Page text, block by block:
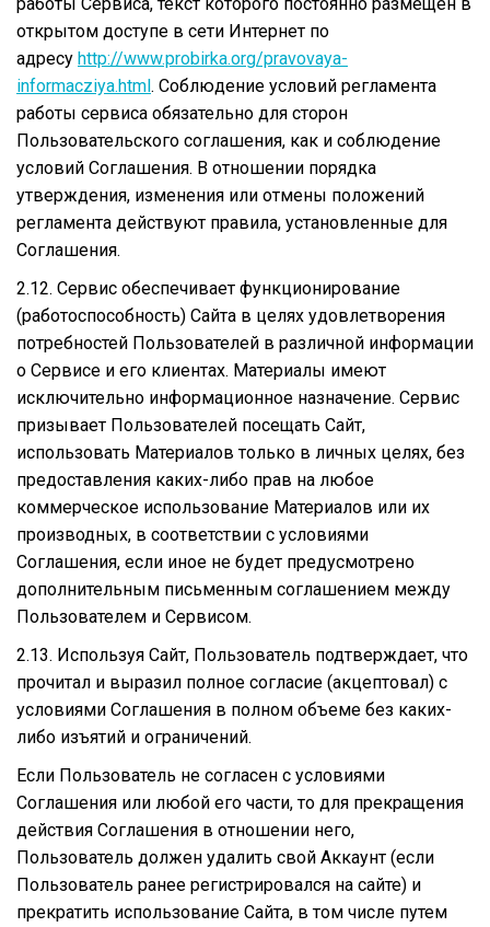
открытом доступе в сети Интернет по
адресу http://www.probirka.org/pravovaya-
informacziya.html. Соблюдение условий регламента
работы сервиса обязательно для сторон
Пользовательского соглашения, как и соблюдение
условий Соглашения. В отношении порядка
утверждения, изменения или отмены положений
регламента действуют правила, установленные для
Соглашения.
2.12. Сервис обеспечивает функционирование
(работоспособность) Сайта в целях удовлетворения
потребностей Пользователей в различной информации
о Сервисе и его клиентах. Материалы имеют
исключительно информационное назначение. Сервис
призывает Пользователей посещать Сайт,
использовать Материалов только в личных целях, без
предоставления каких-либо прав на любое
коммерческое использование Материалов или их
производных, в соответствии с условиями
Соглашения, если иное не будет предусмотрено
дополнительным письменным соглашением между
Пользователем и Сервисом.
2.13. Используя Сайт, Пользователь подтверждает, что
прочитал и выразил полное согласие (акцептовал) с
условиями Соглашения в полном объеме без каких-
либо изъятий и ограничений.
Если Пользователь не согласен с условиями
Соглашения или любой его части, то для прекращения
действия Соглашения в отношении него,
Пользователь должен удалить свой Аккаунт (если
Пользователь ранее регистрировался на сайте) и
прекратить использование Сайта, в том числе путем